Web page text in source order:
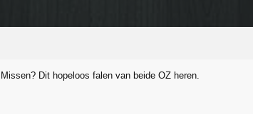
Missen? Dit hopeloos falen van beide OZ heren.